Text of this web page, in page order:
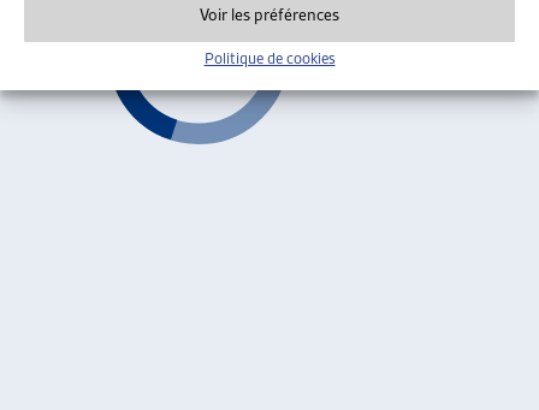
Voir les préférences
Politique de cookies